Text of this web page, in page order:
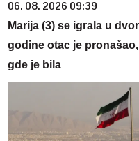
06. 08. 2026 09:39
Marija (3) se igrala u
godine otac je
gde je bila